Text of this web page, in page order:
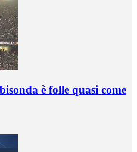
è folle quasi come